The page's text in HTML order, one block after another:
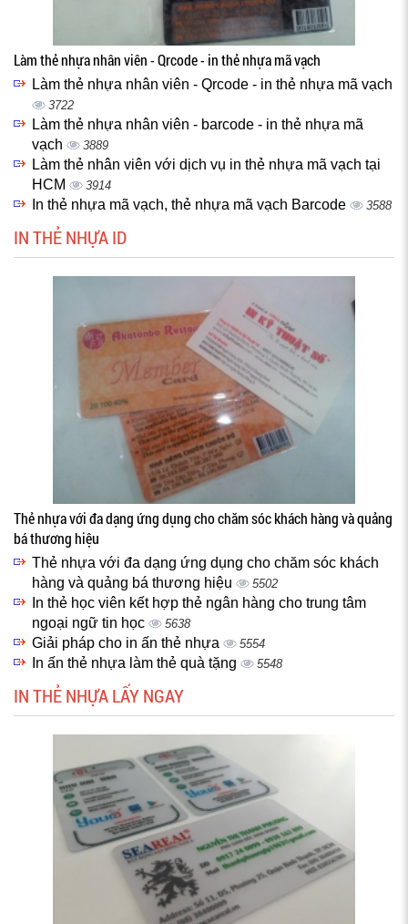
Làm thẻ nhựa nhân viên - Qrcode - in thẻ nhựa mã vạch
Làm thẻ nhựa nhân viên - Qrcode - in thẻ nhựa mã vạch
3722
Làm thẻ nhựa nhân viên - barcode - in thẻ nhựa mã
vạch
3889
Làm thẻ nhân viên với dịch vụ in thẻ nhựa mã vạch tại
HCM
3914
In thẻ nhựa mã vạch, thẻ nhựa mã vạch Barcode 3588
IN THẺ NHỰA ID
Thẻ nhựa với đa dạng ứng dụng cho chăm sóc khách hàng và quảng
bá thương hiệu
Thẻ nhựa với đa dạng ứng dụng cho chăm sóc khách
hàng và quảng bá thương hiệu
5502
In thẻ học viên kết hợp thẻ ngân hàng cho trung tâm
ngoại ngữ tin học
5638
Giải pháp cho in ấn thẻ nhựa 5554
In ấn thẻ nhựa làm thẻ quà tặng 5548
IN THẺ NHỰA LẤY NGAY